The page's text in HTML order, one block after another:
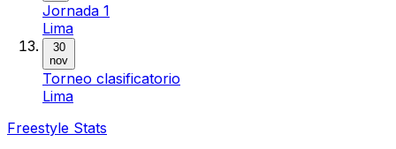
Jornada 1
Lima
30
nov
Torneo clasificatorio
Lima
Freestyle Stats